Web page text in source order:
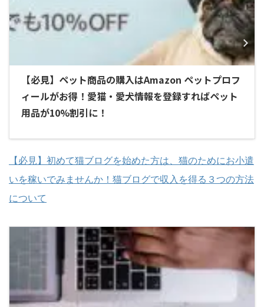
【必見】ペット商品の購入はAmazon ペットプロフ
ィールがお得！愛猫・愛犬情報を登録すればペット
用品が10%割引に！
【必見】初めて猫ブログを始めた方は、猫のためにお小遣
いを稼いでみませんか！猫ブログで収入を得る３つの方法
について